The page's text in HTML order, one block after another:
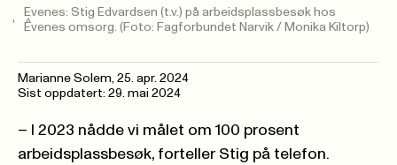
Evenes: Stig Edvardsen (t.v.) på arbeidsplassbesøk hos
Evenes omsorg. (Foto: Fagforbundet Narvik / Monika Kiltorp)
Marianne Solem, 25. apr. 2024
Sist oppdatert: 29. mai 2024
– I 2023 nådde vi målet om 100 prosent
arbeidsplassbesøk, forteller Stig på telefon.